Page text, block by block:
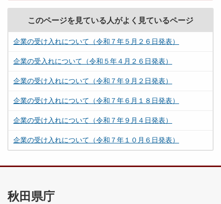
このページを見ている人がよく見ているページ
企業の受け入れについて（令和７年５月２６日発表）
企業の受入れについて（令和５年４月２６日発表）
企業の受け入れについて（令和７年９月２日発表）
企業の受け入れについて（令和７年６月１８日発表）
企業の受け入れについて（令和７年９月４日発表）
企業の受け入れについて（令和７年１０月６日発表）
秋田県庁